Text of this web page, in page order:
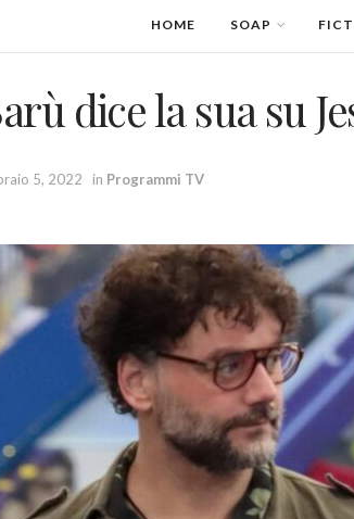
HOME SOAP
dice la sua su
5, 2022 in Programmi TV